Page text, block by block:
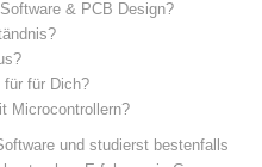
& PCB Design?
für für Dich?
Microcontrollern?
und studierst bestenfalls